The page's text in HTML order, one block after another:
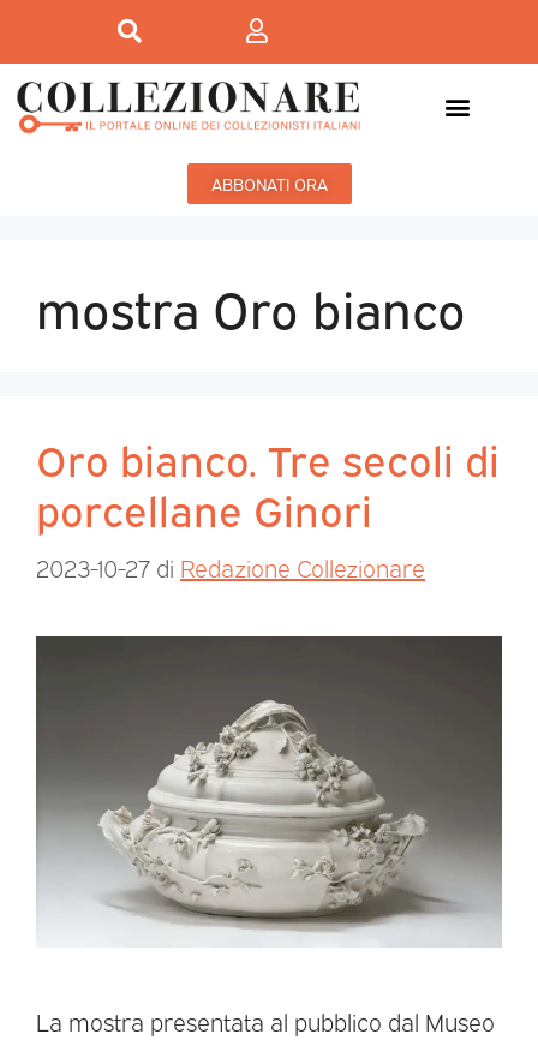
ABBONATI ORA
mostra Oro bianco
Oro bianco. Tre secoli di
porcellane Ginori
2023-10-27 di Redazione Collezionare
La mostra presentata al pubblico dal Museo